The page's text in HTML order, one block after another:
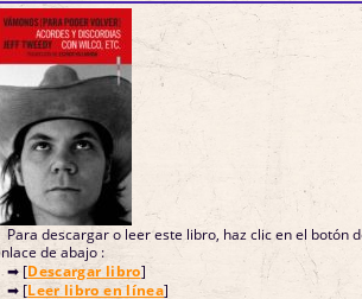
Para descargar o leer este libro, haz clic en el botón
de abajo :
➡ [Descargar libro]
➡ [Leer libro en línea]